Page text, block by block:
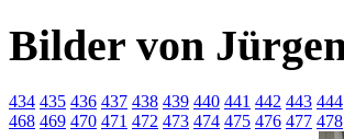
Bilder von
434 435 436 437 438 439 440 441 442 443 444
468 469 470 471 472 473 474 475 476 477 478